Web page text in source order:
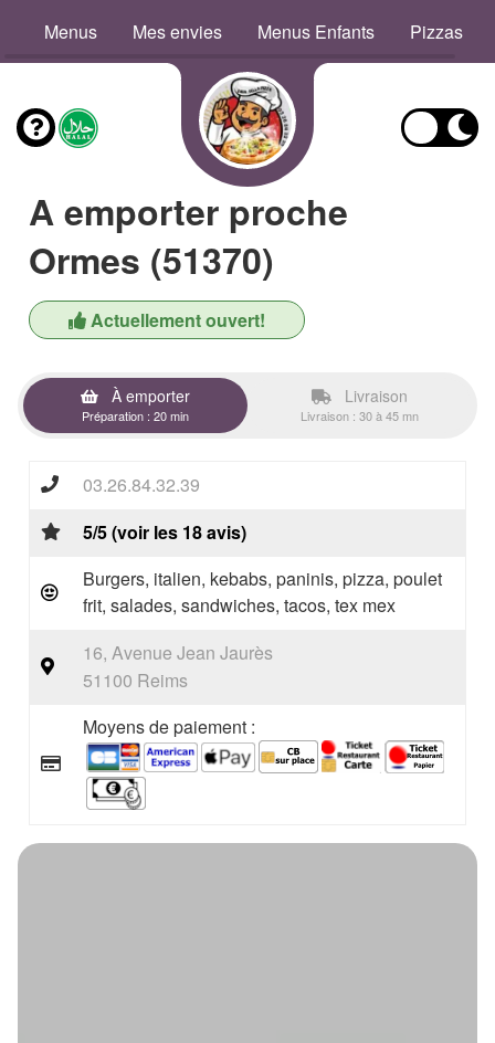
Menus Mes envies Menus Enfants Pizzas
A emporter proche
Ormes (51370)
Actuellement ouvert!
À emporter
Préparation : 20 min
Livraison
Livraison : 30 à 45 mn
03.26.84.32.39
5/5 (voir les 18 avis)
Burgers, italien, kebabs, paninis, pizza, poulet
frit, salades, sandwiches, tacos, tex mex
16, Avenue Jean Jaurès
51100 Reims
Moyens de paiement :